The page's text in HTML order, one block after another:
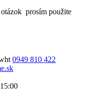
prosím použite
0949 810 422